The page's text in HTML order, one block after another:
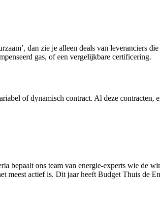
dan zie je alleen deals van leveranciers
gas, of een vergelijkbare certificering.
of dynamisch contract. Al deze contracten,
bepaalt ons team van energie-experts wie de
actief is. Dit jaar heeft Budget Thuis de